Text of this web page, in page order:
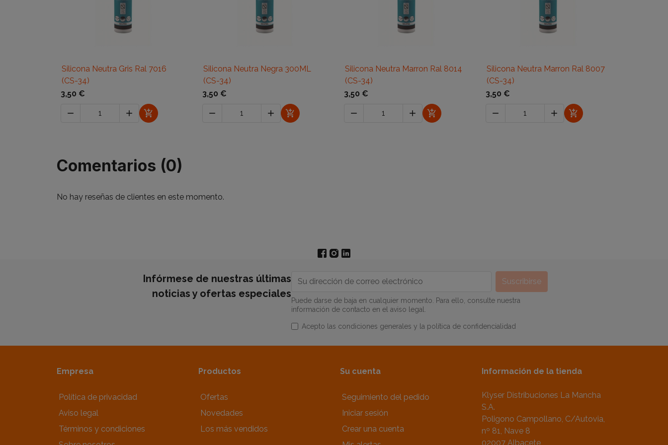
 Vista rápida
Silicona Neutra Gris Ral 7016
(CS-34)
3,50 €
  
 Vista rápida
Silicona Neutra Negra 300ML
(CS-34)
3,50 €
  
 Vista rápida
Silicona Neutra Marron Ral 8014
(CS-34)
3,50 €
  
 Vista rápida
Silicona Neutra Marron Ral 8007
(CS-34)
3,50 €
  
Comentarios (0)
No hay reseñas de clientes en este momento.
Infórmese de nuestras últimas
noticias y ofertas especiales
Puede darse de baja en cualquier momento. Para ello, consulte nuestra
información de contacto en el aviso legal.
Acepto las condiciones generales y la política de confidencialidad
Empresa
Política de privacidad
Aviso legal
Términos y condiciones
Productos
Ofertas
Novedades
Los más vendidos
Su cuenta
Seguimiento del pedido
Iniciar sesión
Crear una cuenta
Información de la tienda
Klyser Distribuciones La Mancha
S.A.
Poligono Campollano, C/Autovia,
nº 81, Nave 8
02007 Albacete